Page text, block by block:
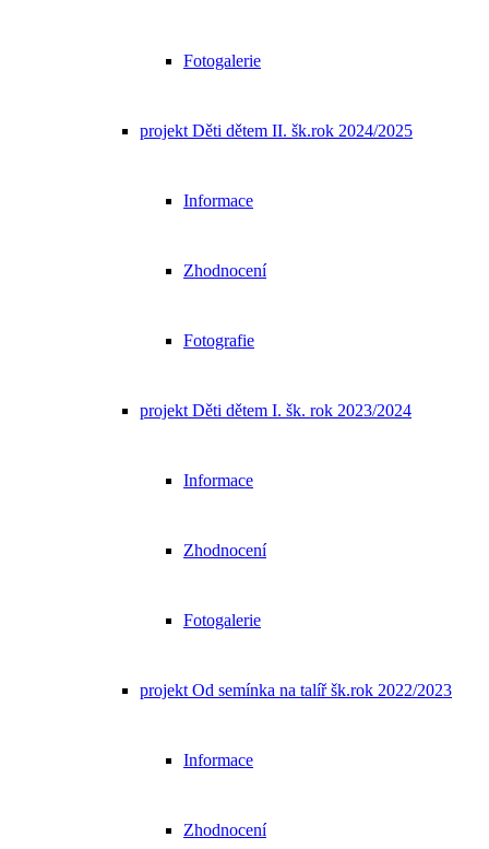
Fotogalerie
projekt Děti dětem II. šk.rok 2024/2025
Informace
Zhodnocení
Fotografie
projekt Děti dětem I. šk. rok 2023/2024
Informace
Zhodnocení
Fotogalerie
projekt Od semínka na talíř šk.rok 2022/2023
Informace
Zhodnocení